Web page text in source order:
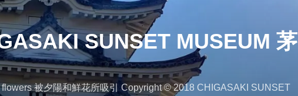
SUNSET MUSEUM 茅
被夕陽和鮮花所吸引 Copyright © 2018 CHIGASAKI SUNSET